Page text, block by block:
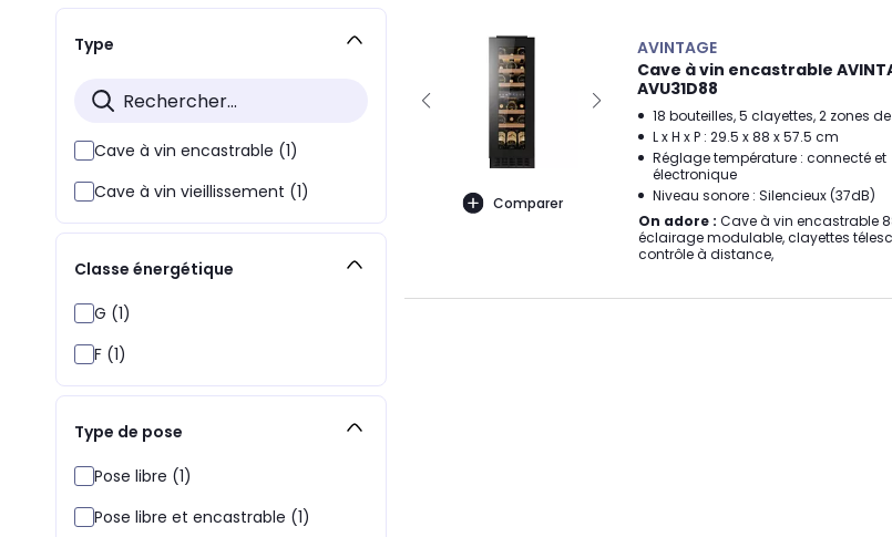
Type
Cave à vin encastrable (1)
Cave à vin vieillissement (1)
Classe énergétique
G (1)
F (1)
Type de pose
Pose libre (1)
Pose libre et encastrable (1)
Comparer
AVINTAGE
Cave à vin encastrable
AVU31D88
18 bouteilles, 5 clayettes, 2 zones de
L x H x P : 29.5 x 88 x 57.5 cm
Réglage température : connecté et
électronique
Niveau sonore : Silencieux (37dB)
On adore : Cave à vin encastrable
éclairage modulable, clayettes
contrôle à distance,